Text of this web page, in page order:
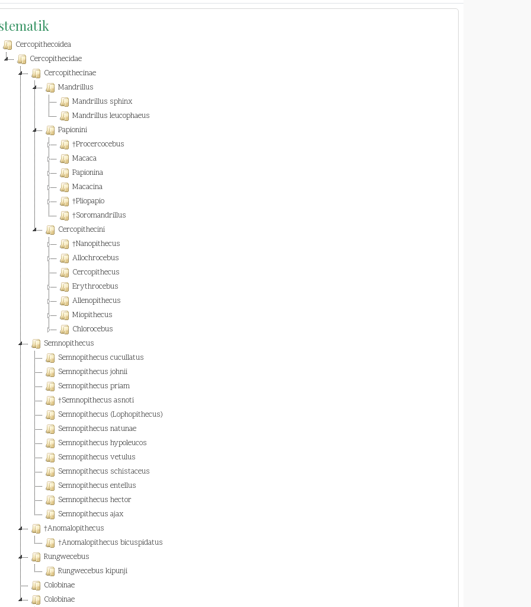
Cercopithecoidea
Cercopithecidae
Cercopithecinae
Mandrillus
Mandrillus sphinx
Mandrillus leucophaeus
Papionini
†Procercocebus
Macaca
Papionina
Macacina
†Pliopapio
†Soromandrillus
Cercopithecini
†Nanopithecus
Allochrocebus
Cercopithecus
Erythrocebus
Allenopithecus
Miopithecus
Chlorocebus
Semnopithecus
Semnopithecus cucullatus
Semnopithecus johnii
Semnopithecus priam
†Semnopithecus asnoti
Semnopithecus (Lophopithecus)
Semnopithecus natunae
Semnopithecus hypoleucos
Semnopithecus vetulus
Semnopithecus schistaceus
Semnopithecus entellus
Semnopithecus hector
Semnopithecus ajax
†Anomalopithecus
†Anomalopithecus bicuspidatus
Rungwecebus
Rungwecebus kipunji
Colobinae
Colobinae